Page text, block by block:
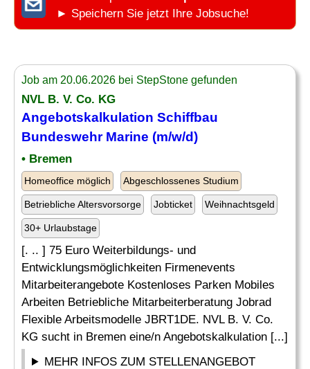
► Speichern Sie jetzt Ihre Jobsuche!
Job am 20.06.2026 bei StepStone gefunden
NVL B. V. Co. KG
Angebotskalkulation Schiffbau
Bundeswehr Marine (m/w/d)
• Bremen
Homeoffice möglich Abgeschlossenes Studium
Betriebliche Altersvorsorge Jobticket Weihnachtsgeld
30+ Urlaubstage
[. .. ] 75 Euro Weiterbildungs- und
Entwicklungsmöglichkeiten Firmenevents
Mitarbeiterangebote Kostenloses Parken Mobiles
Arbeiten Betriebliche Mitarbeiterberatung Jobrad
Flexible Arbeitsmodelle JBRT1DE. NVL B. V. Co.
KG sucht in Bremen eine/n Angebotskalkulation [...]
MEHR INFOS ZUM STELLENANGEBOT